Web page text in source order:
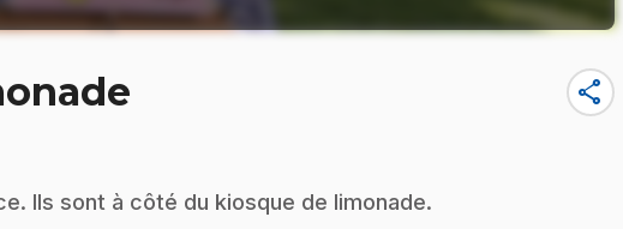
share
Ils sont à côté du kiosque de limonade.